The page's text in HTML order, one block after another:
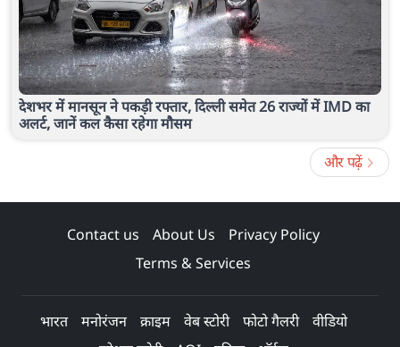
देशभर में मानसून ने पकड़ी रफ्तार, दिल्ली समेत 26 राज्यों में IMD का
अलर्ट, जानें कल कैसा रहेगा मौसम
और पढ़ें
Contact us About Us
Privacy Policy
Terms & Services
भारत मनोरंजन क्राइम वेब स्टोरी फोटो गैलरी
वीडियो